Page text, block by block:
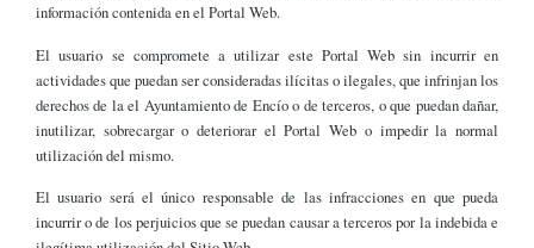
información contenida en el Portal Web.
El usuario se compromete a utilizar este Portal Web sin incurrir en
actividades que puedan ser consideradas ilícitas o ilegales, que infrinjan los
derechos de la el Ayuntamiento de Encío o de terceros, o que puedan dañar,
inutilizar, sobrecargar o deteriorar el Portal Web o impedir la normal
utilización del mismo.
El usuario será el único responsable de las infracciones en que pueda
incurrir o de los perjuicios que se puedan causar a terceros por la indebida e